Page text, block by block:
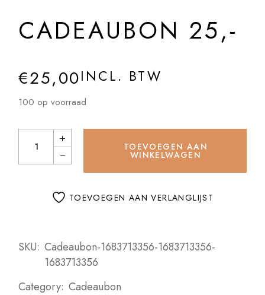
CADEAUBON 25,-
€25,00INCL. BTW
100 op voorraad
Cadeaubon 25,- quantity
TOEVOEGEN AAN
WINKELWAGEN
TOEVOEGEN AAN VERLANGLIJST
SKU: Cadeaubon-1683713356-1683713356-
1683713356
Category: Cadeaubon